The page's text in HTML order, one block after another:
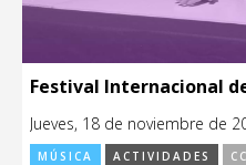
Festival Internacional
Jueves, 18 de noviembre de
MÚSICA ACTIVIDADES